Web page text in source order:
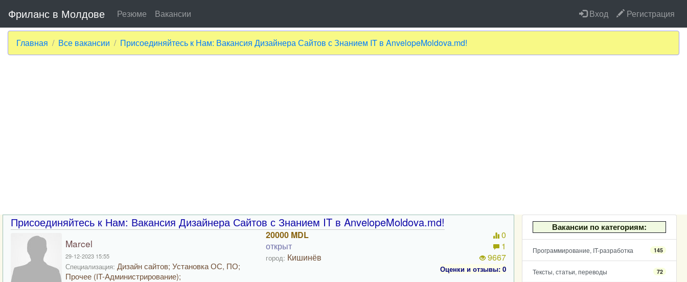
Фриланс в Молдове Резюме Вакансии Вход Регистрация
Главная Все вакансии Присоединяйтесь к Нам: Вакансия Дизайнера Сайтов с Знанием IT в AnvelopeMoldova.md!
Вакансии по категориям:
Программирование, IT-разработка 145
Тексты, статьи, переводы 72
Присоединяйтесь к Нам: Вакансия Дизайнера Сайтов с Знанием IT в AnvelopeMoldova.md!
Marcel
29-12-2023 15:55
Специализация: Дизайн сайтов; Установка ОС, ПО;
Прочее (IT-Администрирование);
20000 MDL
открыт
город: Кишинёв
0
1
9667
Оценки и отзывы: 0